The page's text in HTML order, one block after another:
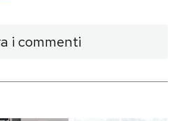
i commenti